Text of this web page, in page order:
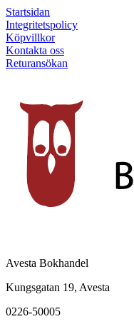
Startsidan
Integritetspolicy
Köpvillkor
Kontakta oss
Returansökan
Avesta Bokhandel
Kungsgatan 19, Avesta
0226-50005